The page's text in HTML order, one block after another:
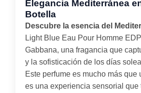
Elegancia Mediterránea
Botella
Descubre la esencia del
Light Blue Eau Pour Homme
Gabbana, una fragancia que
y la sofisticación de los días
Este perfume es mucho más que
es una experiencia sensorial que